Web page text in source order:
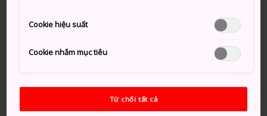
của Nhật Bản) hoặc thử sức mình với nghệ thuật gấp
vào loại mực sánh mịn, mượt mà và viết một vài nét
thức trải nghiệm khác.
Cookie hiệu suất
Cookie nhắm mục tiêu
Từ chối tất cả